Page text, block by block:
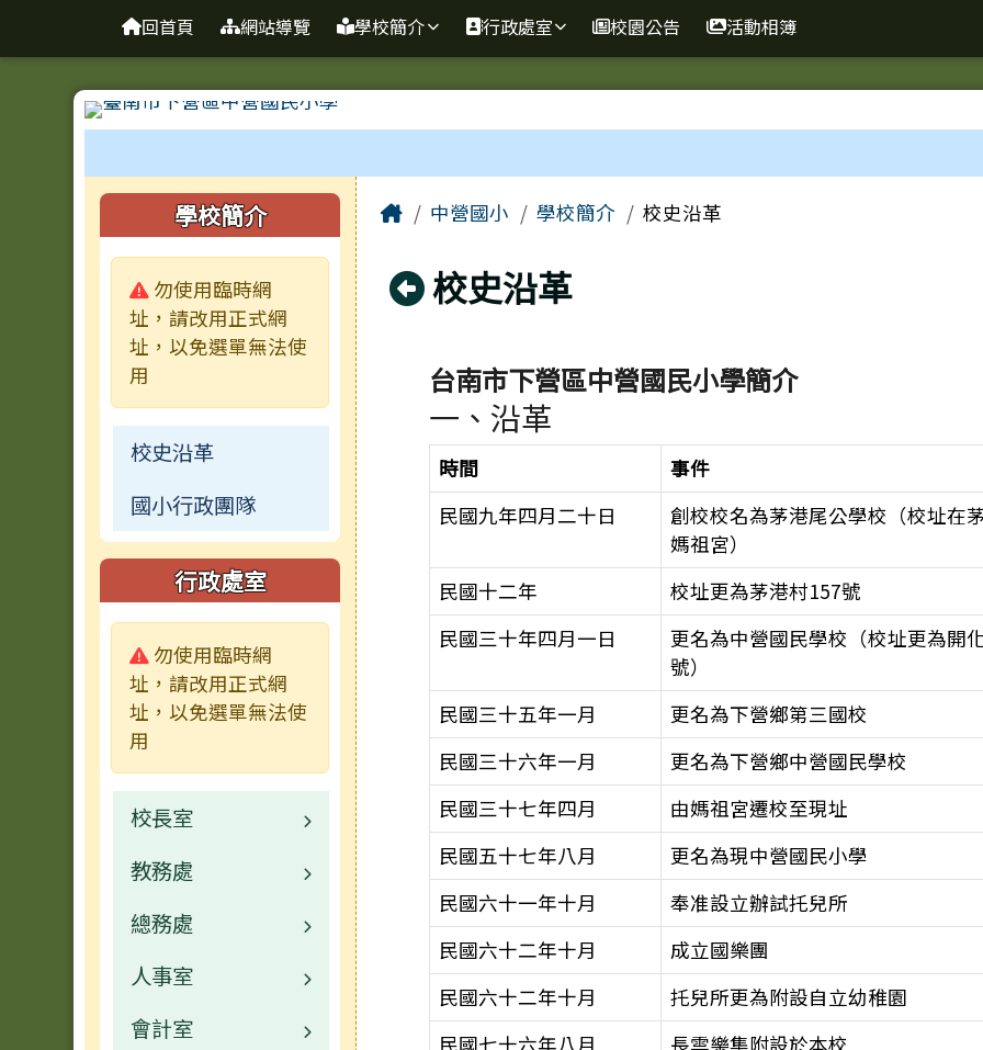
台南市下營區中營國民小學校網
回首頁 網站導覽 學校簡介 行政處室 校園公告 活動相簿
左邊區域內容
學校簡介
警告:
勿使用臨時網
址，請改用正式網
址，以免選單無法使
用
校史沿革
國小行政團隊
行政處室
警告:
勿使用臨時網
址，請改用正式網
址，以免選單無法使
用
校長室
業務職掌
教務處
業務職掌
校園公告
活動相簿
總務處
業務職掌
校園公告
人事室
業務職掌
會計室
主內容區域
Home中營國小 學校簡介 校史沿革
回上頁
校史沿革
台南市下營區中營國民小學簡介
一、沿革
時間
事件
民國九年四月二十日
創校校名為茅港尾公學校（校址在
媽祖宮）
民國十二年
校址更為茅港村157號
民國三十年四月一日
更名為中營國民學校（校址更為開
號）
民國三十五年一月
更名為下營鄉第三國校
民國三十六年一月
更名為下營鄉中營國民學校
民國三十七年四月
由媽祖宮遷校至現址
民國五十七年八月
更名為現中營國民小學
民國六十一年十月
奉准設立辦試托兒所
民國六十二年十月
成立國樂團
民國六十二年十月
托兒所更為附設自立幼稚園
民國七十六年八月
長雲樂集附設於本校
頁尾區域